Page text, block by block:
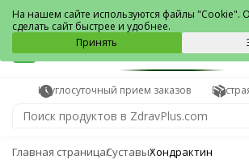
Баксан
Круглосуточный прием заказов
Главная страницаСуставыХондрактин
На нашем сайте используются файлы "Cookie".
сделать сайт быстрее и удобнее.
Принять